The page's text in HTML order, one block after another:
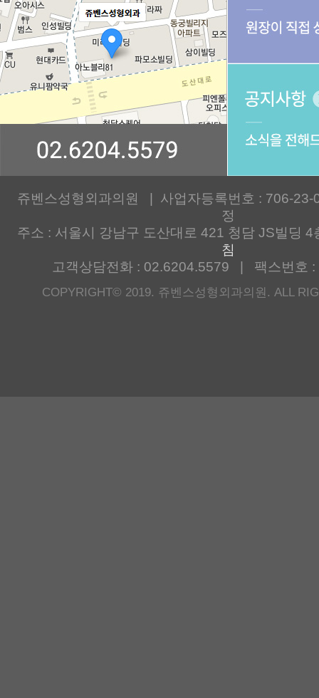
쥬벤스성형외과의원 | 사업자등록번호 : 706-
정
주소 : 서울시 강남구 도산대로 421 청담 JS빌딩
침
고객상담전화 : 02.6204.5579 | 팩스번호 :
COPYRIGHT© 2019. 쥬벤스성형외과의원. ALL